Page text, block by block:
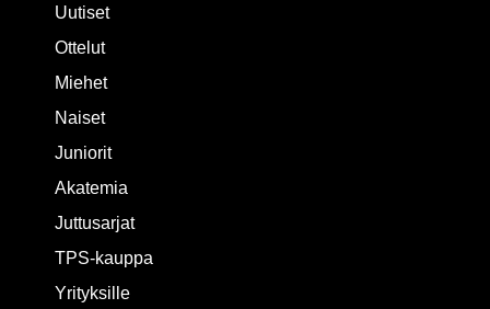
Uutiset
Ottelut
Miehet
Naiset
Juniorit
Akatemia
Juttusarjat
TPS-kauppa
Yrityksille